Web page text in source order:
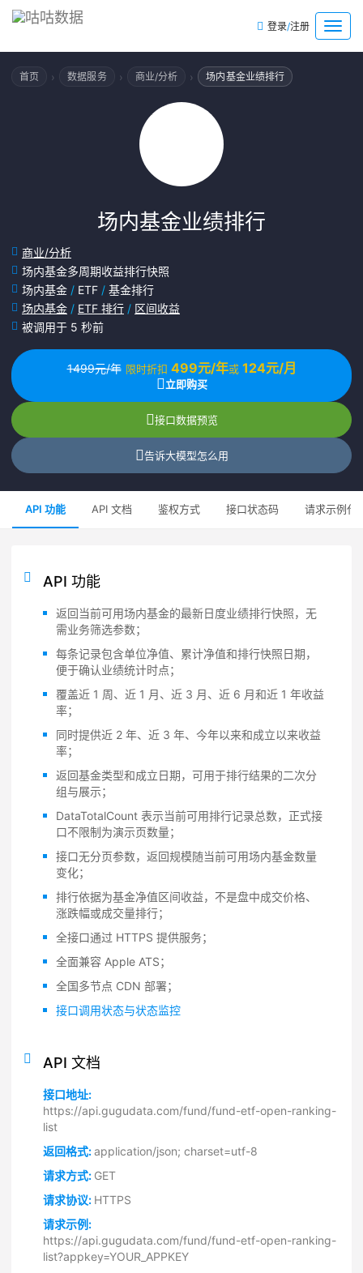
菜
单
登录/注册
首页 › 数据服务 › 商业/分析 › 场内基金业绩排行
场内基金业绩排行
商业/分析
场内基金多周期收益排行快照
场内基金 / ETF / 基金排行
场内基金 / ETF 排行 / 区间收益
被调用于 5 秒前
1499元/年 限时折扣 499元/年或 124元/月
立即购买
接口数据预览
告诉大模型怎么用
API 功能 API 文档 鉴权方式 接口状态码 请求示例代
API 功能
返回当前可用场内基金的最新日度业绩排行快照，无
需业务筛选参数；
每条记录包含单位净值、累计净值和排行快照日期，
便于确认业绩统计时点；
覆盖近 1 周、近 1 月、近 3 月、近 6 月和近 1 年收益
率；
同时提供近 2 年、近 3 年、今年以来和成立以来收益
率；
返回基金类型和成立日期，可用于排行结果的二次分
组与展示；
DataTotalCount 表示当前可用排行记录总数，正式接
口不限制为演示页数量；
接口无分页参数，返回规模随当前可用场内基金数量
变化；
排行依据为基金净值区间收益，不是盘中成交价格、
涨跌幅或成交量排行；
全接口通过 HTTPS 提供服务；
全面兼容 Apple ATS；
全国多节点 CDN 部署；
接口调用状态与状态监控
API 文档
接口地址:
https://api.gugudata.com/fund/fund-etf-open-ranking-
list
返回格式:application/json; charset=utf-8
请求方式: GET
请求协议: HTTPS
请求示例:
https://api.gugudata.com/fund/fund-etf-open-ranking-
list?appkey=YOUR_APPKEY